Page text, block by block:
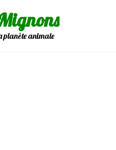
planète animale